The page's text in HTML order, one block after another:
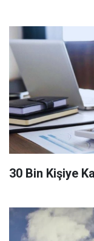
​30 Bin Kişiye